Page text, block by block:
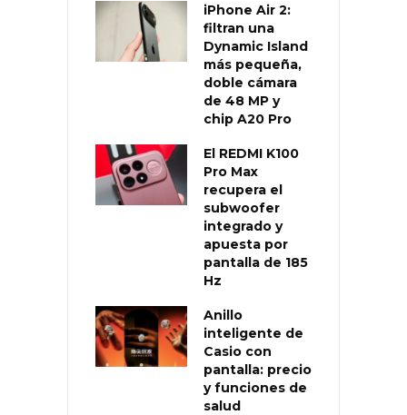
iPhone Air 2:
filtran una
Dynamic Island
más pequeña,
doble cámara
de 48 MP y
chip A20 Pro
El REDMI K100
Pro Max
recupera el
subwoofer
integrado y
apuesta por
pantalla de 185
Hz
Anillo
inteligente de
Casio con
pantalla: precio
y funciones de
salud